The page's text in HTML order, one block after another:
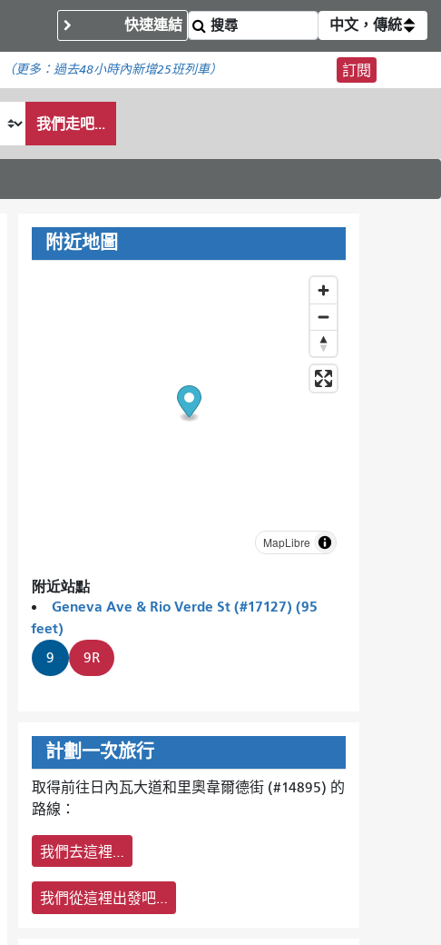
快速連結 中文，傳統
（更多： 過去48小時內新增25班列車） 訂閱
我們走吧...
附近地圖
MapLibre
附近站點
Geneva Ave & Rio Verde St (#17127) (95
feet)
9 9R
計劃一次旅行
取得前往日內瓦大道和里奧韋爾德街 (#14895) 的
路線：
我們去這裡…
我們從這裡出發吧…